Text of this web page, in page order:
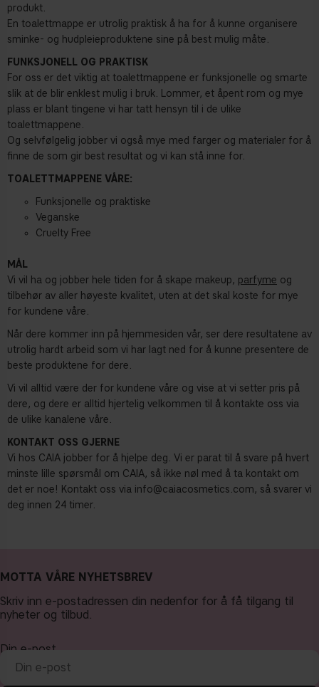
produkt.
En toalettmappe er utrolig praktisk å ha for å kunne organisere
sminke- og hudpleieproduktene sine på best mulig måte.
FUNKSJONELL OG PRAKTISK
For oss er det viktig at toalettmappene er funksjonelle og smarte
slik at de blir enklest mulig i bruk. Lommer, et åpent rom og mye
plass er blant tingene vi har tatt hensyn til i de ulike
toalettmappene.
Og selvfølgelig jobber vi også mye med farger og materialer for å
finne de som gir best resultat og vi kan stå inne for.
TOALETTMAPPENE VÅRE:
Funksjonelle og praktiske
Veganske
Cruelty Free
MÅL
Vi vil ha og jobber hele tiden for å skape makeup, parfyme og
tilbehør av aller høyeste kvalitet, uten at det skal koste for mye
for kundene våre.
Når dere kommer inn på hjemmesiden vår, ser dere resultatene av
utrolig hardt arbeid som vi har lagt ned for å kunne presentere de
beste produktene for dere.
Vi vil alltid være der for kundene våre og vise at vi setter pris på
dere, og dere er alltid hjertelig velkommen til å kontakte oss via
de ulike kanalene våre.
KONTAKT OSS GJERNE
Vi hos CAIA jobber for å hjelpe deg. Vi er parat til å svare på hvert
minste lille spørsmål om CAIA, så ikke nøl med å ta kontakt om
det er noe! Kontakt oss via info@caiacosmetics.com, så svarer vi
deg innen 24 timer.
MOTTA VÅRE NYHETSBREV
Skriv inn e-postadressen din nedenfor for å få tilgang til
nyheter og tilbud.
Din e-post